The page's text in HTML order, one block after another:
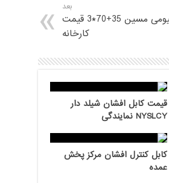
بعد
کابل آلومینیومی مسین 35+70*3 قیمت
کارخانه
قیمت کابل افشان شیلد دار
NYSLCY نمایندگی
کابل کنترل افشان مرکز پخش
عمده